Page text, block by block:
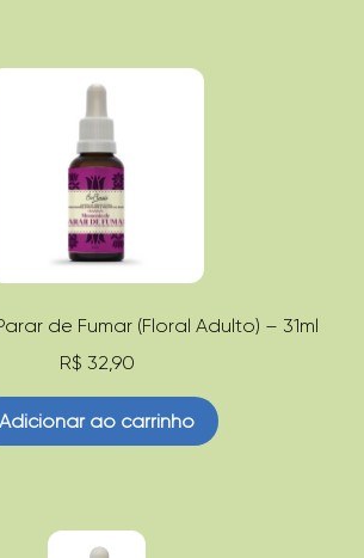
de Fumar (Floral Adulto) – 31ml
R$ 32,90
Adicionar ao carrinho